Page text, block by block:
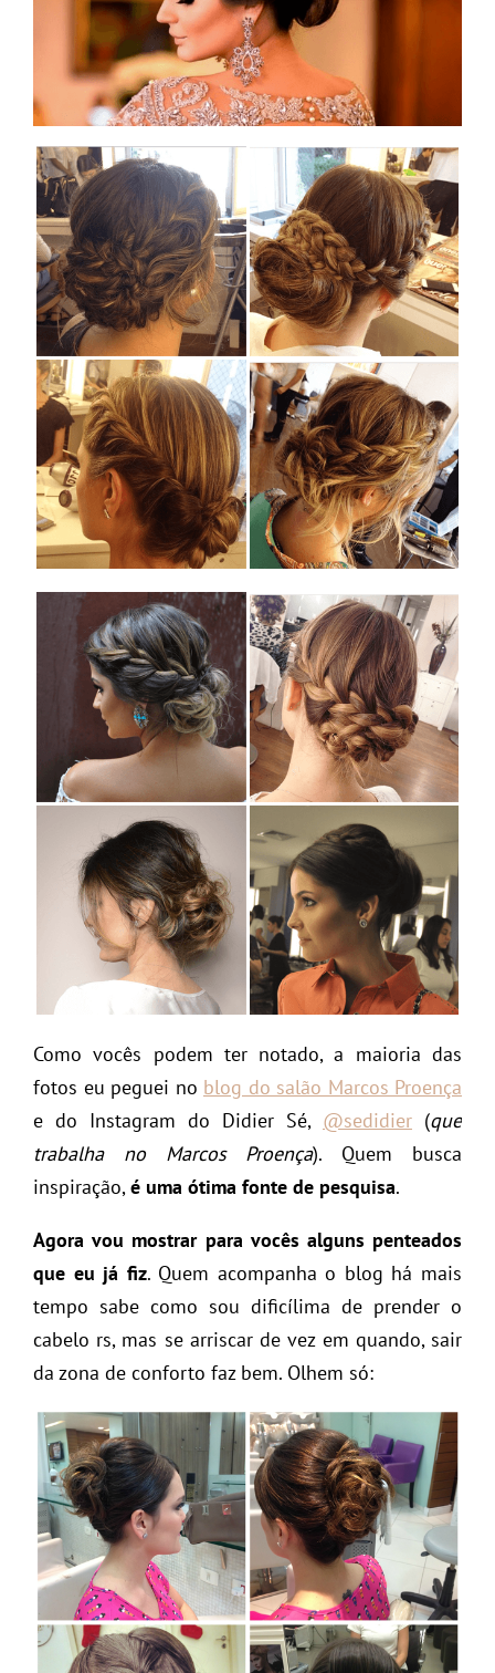
Como vocês podem ter notado, a maioria das
fotos eu peguei no blog do salão Marcos Proença
e do Instagram do Didier Sé, @sedidier (que
trabalha no Marcos Proença). Quem busca
inspiração,é uma ótima fonte de pesquisa.
Agora vou mostrar para vocês alguns penteados
que eu já fiz. Quem acompanha o blog há mais
tempo sabe como sou dificílima de prender o
cabelo rs, mas se arriscar de vez em quando, sair
da zona de conforto faz bem. Olhem só: